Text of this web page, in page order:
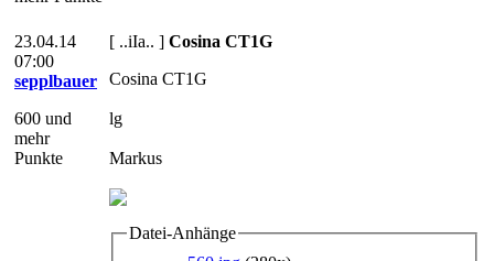
23.04.14
07:00
sepplbauer
600 und
mehr
Punkte
[ ..iIa.. ] Cosina CT1G
Cosina CT1G
lg
Markus
Datei-Anhänge